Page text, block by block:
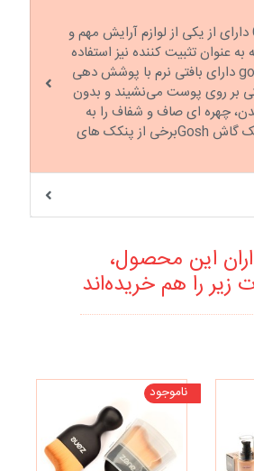
پنکک گاش GOSH دارای از یکی از لوازم آرایش مهم و
عنوان تثبیت کننده نیز استفاده
می‌شود. پنکیک gosh دارای بافتی نرم با پوشش دهی
بر روی پوست می‌نشیند و بدون
چهره ای صاف و شفاف را به
شما می‌بخشد.پنکیک گاش Goshبرخی از پنکک های
این محصول،
را هم خریده‌اند
ناموجود